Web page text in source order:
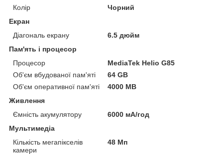
Колір
Чорний
Екран
Діагональ екрану
6.5 дюйм
Пам'ять і процесор
Процесор
MediaTek Helio G85
Об'єм вбудованої пам'яті
64 GB
Об'єм оперативної пам'яті
4000 MB
Живлення
Ємність акумулятору
6000 мА/год
Мультимедіа
Кількість мегапікселів
камери
48 Мп